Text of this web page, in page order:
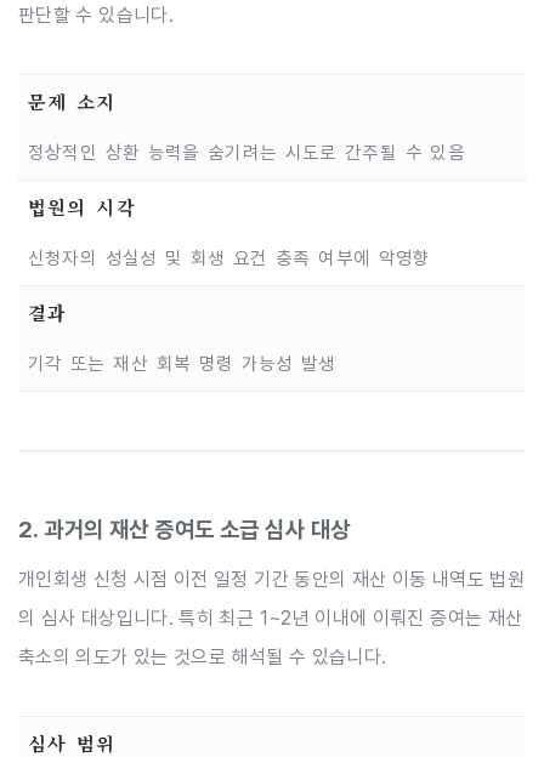
판단할 수 있습니다.
문제 소지
정상적인 상환 능력을 숨기려는 시도로 간주될 수 있음
법원의 시각
신청자의 성실성 및 회생 요건 충족 여부에 악영향
결과
기각 또는 재산 회복 명령 가능성 발생
2. 과거의 재산 증여도 소급 심사 대상
개인회생 신청 시점 이전 일정 기간 동안의 재산 이동 내역도 법원
의 심사 대상입니다. 특히 최근 1~2년 이내에 이뤄진 증여는 재산
축소의 의도가 있는 것으로 해석될 수 있습니다.
심사 범위